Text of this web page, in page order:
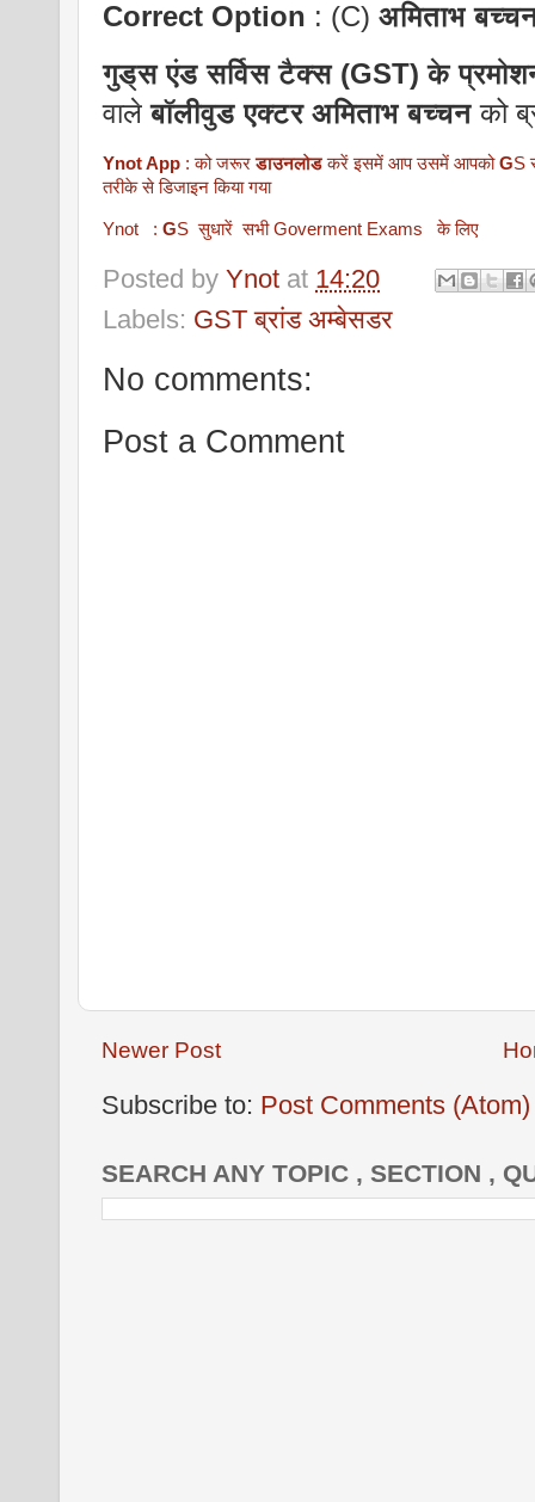
Correct Option : (C) अमिताभ
गुड्स एंड सर्विस टैक्स (GST) के
वालेबॉलीवुड एक्टर अमिताभ बच्चन को
Ynot App : को जरूरडाउनलोडकरें इसमें आप उसमें आपकोGS
तरीके से डिजाइन किया गया
Ynot : GS सुधारें सभी Goverment Exams के लिए
Posted by Ynot at 14:20
Labels: GST ब्रांड अम्बेसडर
No comments:
Post a Comment
Newer Post
Subscribe to: Post Comments (Atom)
SEARCH ANY TOPIC , SECTION ,